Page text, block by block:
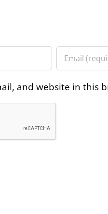
and website in this